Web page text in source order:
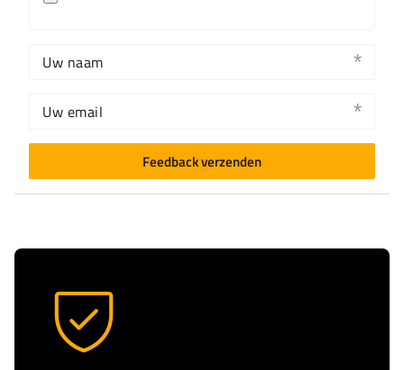
Uw naam
Uw email
Feedback verzenden